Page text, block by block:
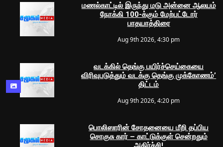
மணல்காட்டில் இருந்து மடு அன்னை ஆலயம்
நோக்கி 100-க்கும் மேற்பட்டோர்
பாதயாத்திரை
Aug 9th 2026, 4:30 pm
வடக்கில் தெங்கு பயிர்ச்செய்கையை
விரிவுபடுத்தும் வடக்கு தெங்கு முக்கோணம்’
திட்டம்
Aug 9th 2026, 4:20 pm
பொலிஸாரின் சோதனையை மீறி தப்பிய
சொகுசு கார் – காட்டுக்குள் சென்றதும்